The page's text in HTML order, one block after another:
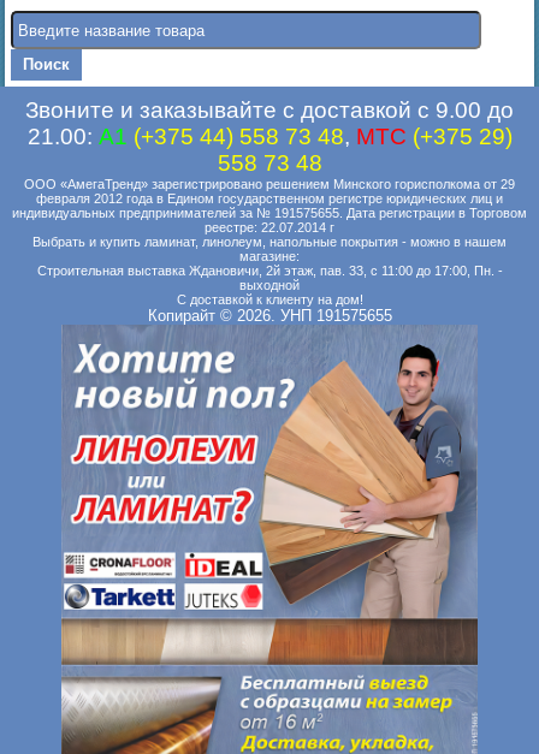
Звоните и заказывайте с доставкой с 9.00 до
21.00: A1 (+375 44) 558 73 48, MTC (+375 29)
558 73 48
ООО «АмегаТренд» зарегистрировано решением Минского горисполкома от 29
февраля 2012 года в Едином государственном регистре юридических лиц и
индивидуальных предпринимателей за № 191575655. Дата регистрации в Торговом
реестре: 22.07.2014 г
Выбрать и купить ламинат, линолеум, напольные покрытия - можно в нашем
магазине:
Строительная выставка Ждановичи, 2й этаж, пав. 33, с 11:00 до 17:00, Пн. -
выходной
С доставкой к клиенту на дом!
Копирайт © 2026. УНП 191575655